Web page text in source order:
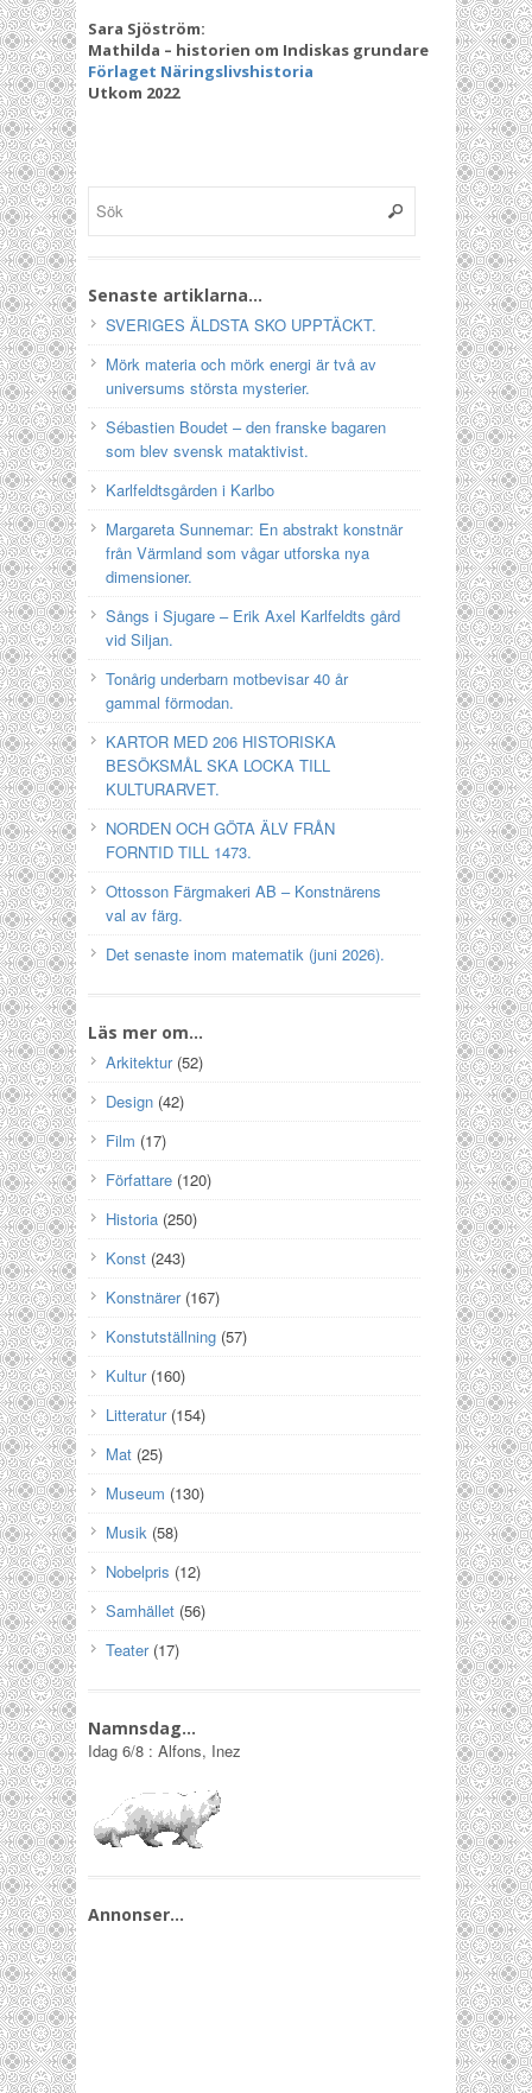
Sara Sjöström:
Mathilda – historien om Indiskas grundare
Förlaget Näringslivshistoria
Utkom 2022
Senaste artiklarna…
SVERIGES ÄLDSTA SKO UPPTÄCKT.
Mörk materia och mörk energi är två av
universums största mysterier.
Sébastien Boudet – den franske bagaren
som blev svensk mataktivist.
Karlfeldtsgården i Karlbo
Margareta Sunnemar: En abstrakt konstnär
från Värmland som vågar utforska nya
dimensioner.
Sångs i Sjugare – Erik Axel Karlfeldts gård
vid Siljan.
Tonårig underbarn motbevisar 40 år
gammal förmodan.
KARTOR MED 206 HISTORISKA
BESÖKSMÅL SKA LOCKA TILL
KULTURARVET.
NORDEN OCH GÖTA ÄLV FRÅN
FORNTID TILL 1473.
Ottosson Färgmakeri AB – Konstnärens
val av färg.
Det senaste inom matematik (juni 2026).
Läs mer om…
Arkitektur(52)
Design (42)
Film (17)
Författare (120)
Historia (250)
Konst (243)
Konstnärer(167)
Konstutställning (57)
Kultur(160)
Litteratur(154)
Mat (25)
Museum (130)
Musik (58)
Nobelpris (12)
Samhället (56)
Teater(17)
Namnsdag…
Idag 6/8 : Alfons, Inez
Annonser…